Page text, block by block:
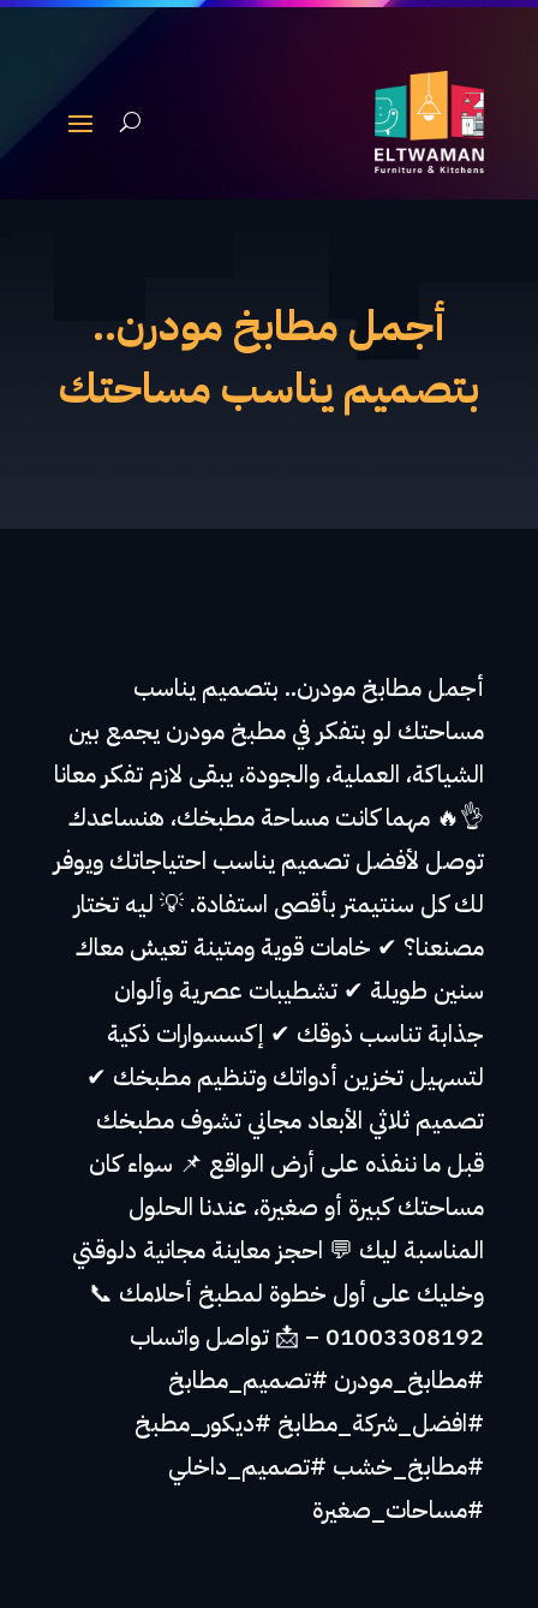
أجمل مطابخ مودرن..
بتصميم يناسب مساحتك
أجمل مطابخ مودرن.. بتصميم يناسب
مساحتك لو بتفكر في مطبخ مودرن يجمع بين
الشياكة، العملية، والجودة، يبقى لازم تفكر معانا
👌🔥 مهما كانت مساحة مطبخك، هنساعدك
توصل لأفضل تصميم يناسب احتياجاتك ويوفر
لك كل سنتيمتر بأقصى استفادة. 💡 ليه تختار
مصنعنا؟ ✔ خامات قوية ومتينة تعيش معاك
سنين طويلة ✔ تشطيبات عصرية وألوان
جذابة تناسب ذوقك ✔ إكسسوارات ذكية
لتسهيل تخزين أدواتك وتنظيم مطبخك ✔
تصميم ثلاثي الأبعاد مجاني تشوف مطبخك
قبل ما ننفذه على أرض الواقع 📌 سواء كان
مساحتك كبيرة أو صغيرة، عندنا الحلول
المناسبة ليك 💬 احجز معاينة مجانية دلوقتي
وخليك على أول خطوة لمطبخ أحلامك 📞
01003308192 – 📩 تواصل واتساب
#مطابخ_مودرن #تصميم_مطابخ
#افضل_شركة_مطابخ #ديكور_مطبخ
#مطابخ_خشب #تصميم_داخلي
#مساحات_صغيرة